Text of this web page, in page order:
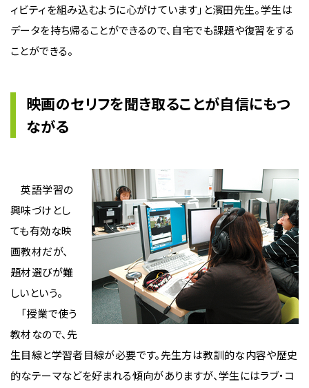
ィビティを組み込むように心がけています」と濱田先生。学生は
データを持ち帰ることができるので、自宅でも課題や復習をする
ことができる。
映画のセリフを聞き取ることが自信にもつ
ながる
英語学習の
興味づけとし
ても有効な映
画教材だが、
題材選びが難
しいという。
「授業で使う
教材なので、先
生目線と学習者目線が必要です。先生方は教訓的な内容や歴史
的なテーマなどを好まれる傾向がありますが、学生にはラブ・コ